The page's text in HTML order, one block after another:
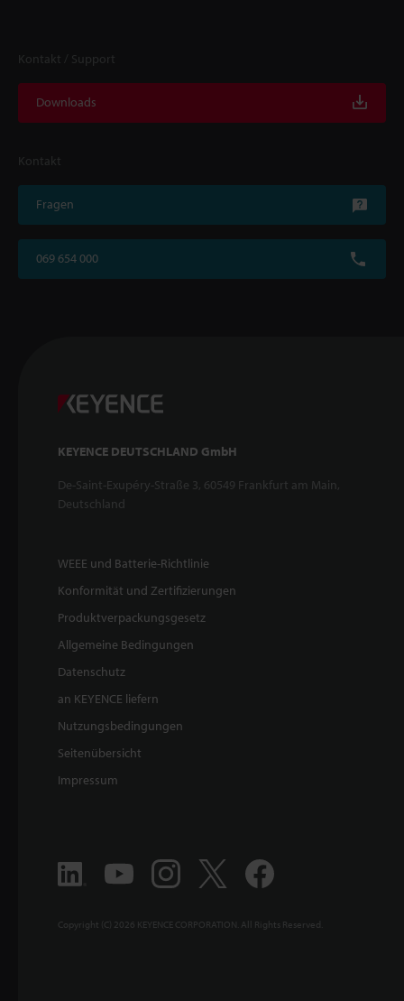
Kontakt / Support
Downloads
Kontakt
Fragen
069 654 000
KEYENCE DEUTSCHLAND GmbH
De-Saint-Exupéry-Straße 3, 60549 Frankfurt am Main,
Deutschland
WEEE und Batterie-Richtlinie
Konformität und Zertifizierungen
Produktverpackungsgesetz
Allgemeine Bedingungen
Datenschutz
an KEYENCE liefern
Nutzungsbedingungen
Seitenübersicht
Impressum
Copyright (C) 2026 KEYENCE CORPORATION. All Rights Reserved.